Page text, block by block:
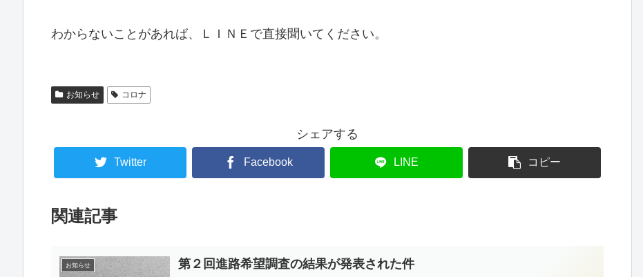
わからないことがあれば、ＬＩＮＥで直接聞いてください。
お知らせ コロナ
シェアする
Twitter Facebook LINE コピー
関連記事
お知らせ 第２回進路希望調査の結果が発表された件